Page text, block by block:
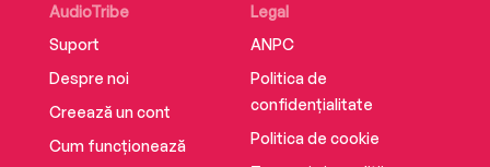
AudioTribe
Suport
Despre noi
Creează un cont
Cum funcționează
Legal
ANPC
Politica de
confidențialitate
Politica de cookie